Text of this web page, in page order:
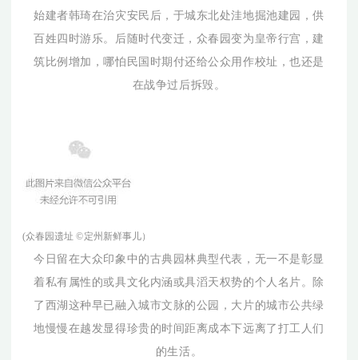
始建者韩琦在治灾安民后，于城东北处洼地掘池建园，供
百姓四时游乐。后随时代变迁，众春园变为皇帝行宫，建
筑比例增加，哪怕民国时期付还给公众用作校址，也还是
在战争过后拆毁。
(众春园遗址 ©定州新鲜事儿）
今日留在大众印象中的古典园林典型代表，无一不是彰显
着私有属性的或具文化内涵或具滔天权势的个人名片。除
了西湖这种早已融入城市文脉的公园，大片的城市公共绿
地慢慢在越发显得珍贵的时间距离成本下远离了打工人们
的生活。